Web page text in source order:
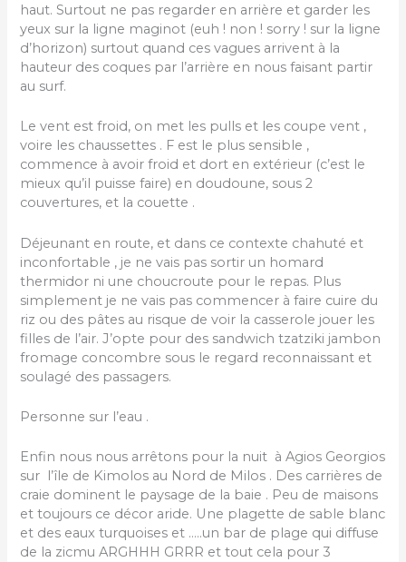
haut. Surtout ne pas regarder en arrière et garder les
yeux sur la ligne maginot (euh ! non ! sorry ! sur la ligne
d’horizon) surtout quand ces vagues arrivent à la
hauteur des coques par l’arrière en nous faisant partir
au surf.
Le vent est froid, on met les pulls et les coupe vent ,
voire les chaussettes . F est le plus sensible ,
commence à avoir froid et dort en extérieur (c’est le
mieux qu’il puisse faire) en doudoune, sous 2
couvertures, et la couette .
Déjeunant en route, et dans ce contexte chahuté et
inconfortable , je ne vais pas sortir un homard
thermidor ni une choucroute pour le repas. Plus
simplement je ne vais pas commencer à faire cuire du
riz ou des pâtes au risque de voir la casserole jouer les
filles de l’air. J’opte pour des sandwich tzatziki jambon
fromage concombre sous le regard reconnaissant et
soulagé des passagers.
Personne sur l’eau .
Enfin nous nous arrêtons pour la nuit à Agios Georgios
sur l’île de Kimolos au Nord de Milos . Des carrières de
craie dominent le paysage de la baie . Peu de maisons
et toujours ce décor aride. Une plagette de sable blanc
et des eaux turquoises et …..un bar de plage qui diffuse
de la zicmu ARGHHH GRRR et tout cela pour 3